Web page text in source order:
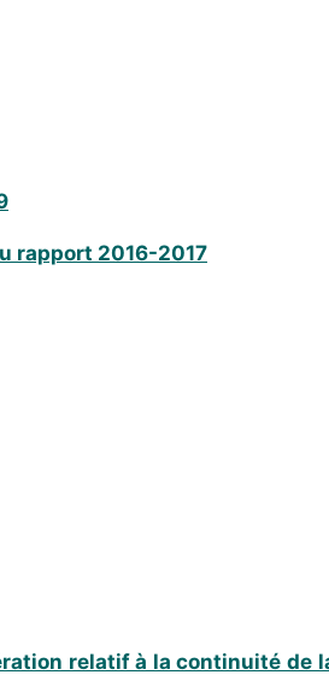
rapport 2016-2017
relatif à la continuité de